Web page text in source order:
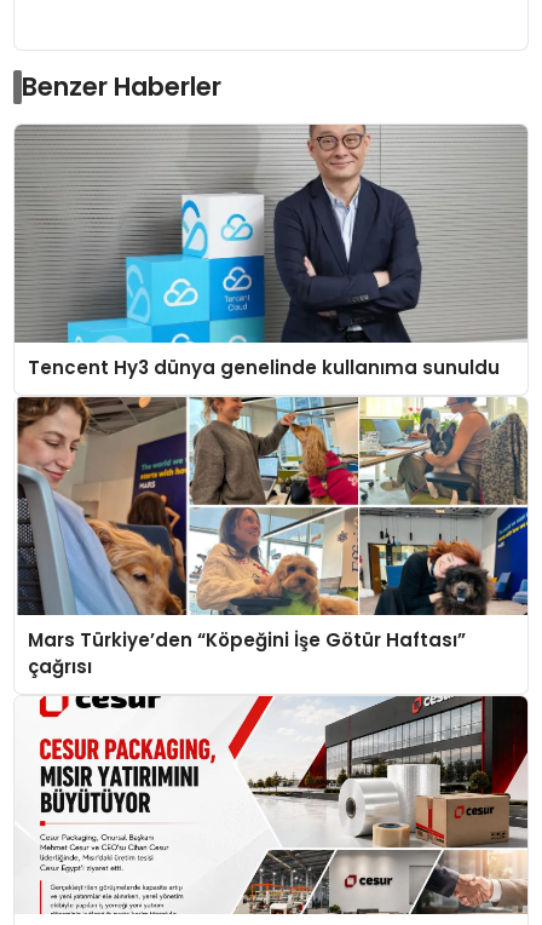
Benzer Haberler
Tencent Hy3 dünya genelinde kullanıma sunuldu
Mars Türkiye’den “Köpeğini İşe Götür Haftası”
çağrısı